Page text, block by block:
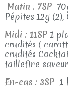
Matin : 7SP
Pépites 12g
Midi : 11SP 1
crudités (
crudités
taillefine
En-cas : 3SP 1